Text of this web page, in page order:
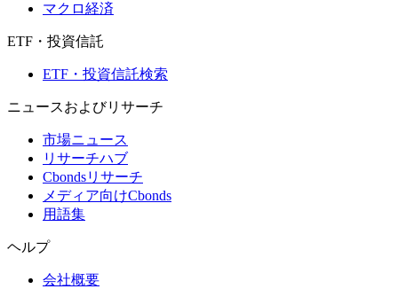
マクロ経済
ETF・投資信託
ETF・投資信託検索
ニュースおよびリサーチ
市場ニュース
リサーチハブ
Cbondsリサーチ
メディア向けCbonds
用語集
ヘルプ
会社概要